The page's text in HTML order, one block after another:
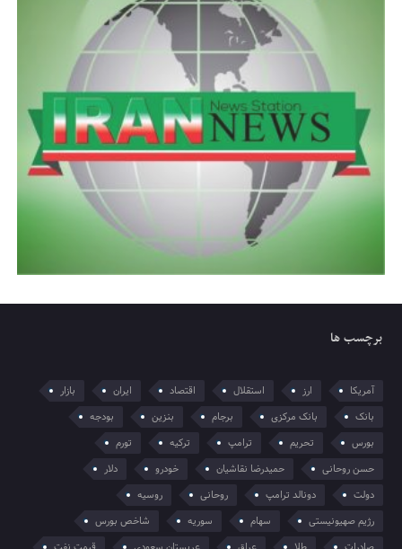
برچسب ها
آمریکا ارز استقلال اقتصاد ایران
بازار
بانک
بانک مرکزی برجام بنزین
بودجه
بورس
تحریم ترامپ ترکیه
تورم
حسن روحانی
حمیدرضا نقاشیان خودرو
دلار
دولت
دونالد ترامپ روحانی
روسیه
رژیم صهیونیستی
سهام سوریه
شاخص بورس